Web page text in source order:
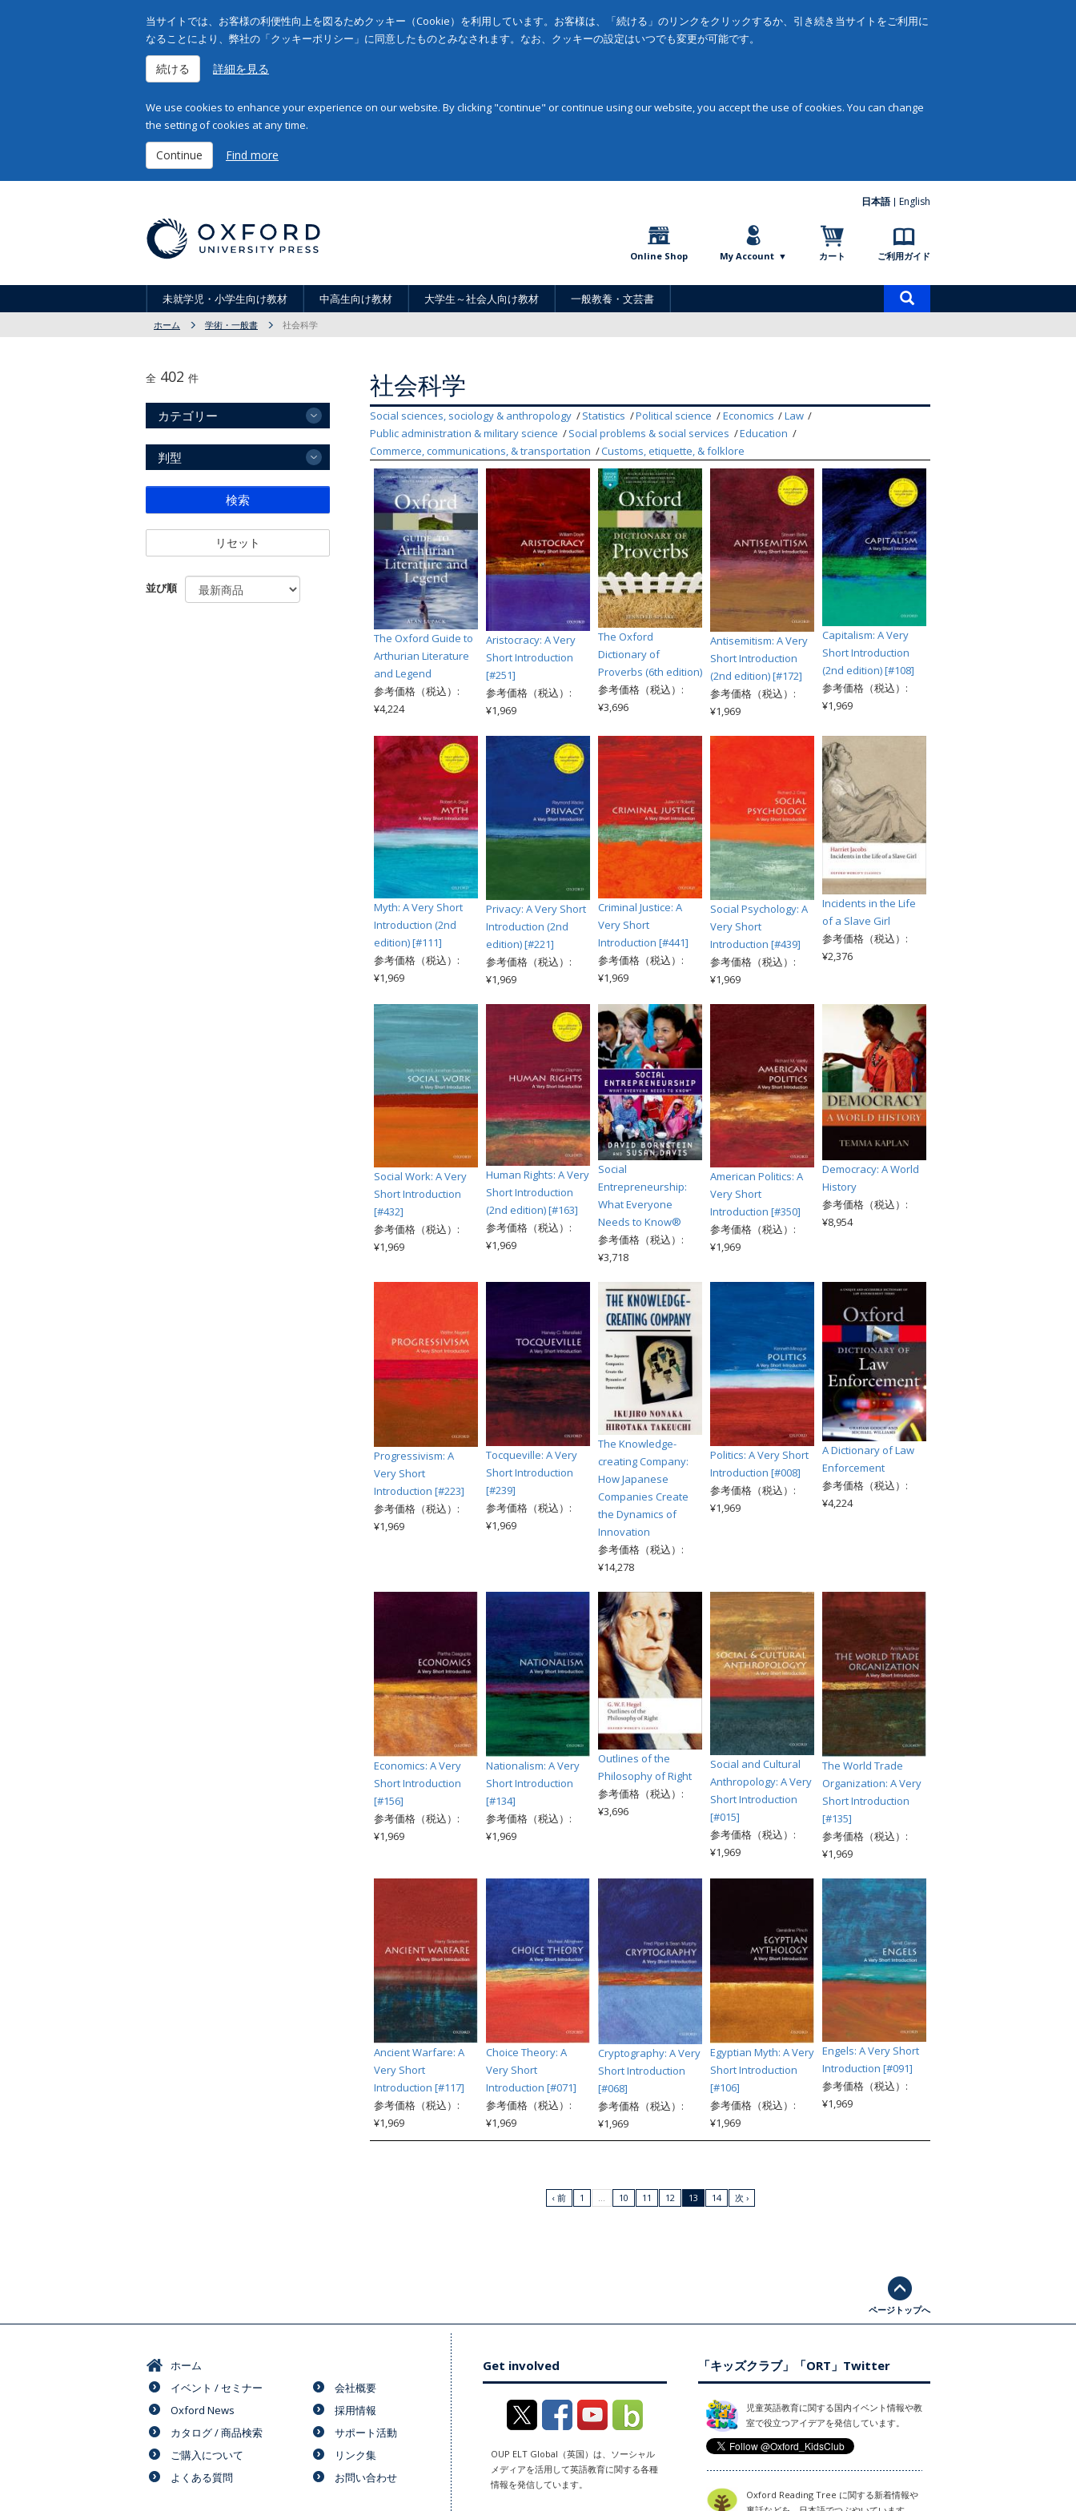
当サイトでは、お客様の利便性向上を図るためクッキー（Cookie）を利用しています。お客様は、「続ける」のリンクをクリックするか、引き続き当サイトをご利用に
なることにより、弊社の「クッキーポリシー」に同意したものとみなされます。なお、クッキーの設定はいつでも変更が可能です。
続ける 詳細を見る
We use cookies to enhance your experience on our website. By clicking "continue" or continue using our website, you accept the use of cookies. You can change
the setting of cookies at any time.
Continue Find more
日本語 English
Online Shop My Account カート ご利用ガイド
未就学児・小学生向け教材 中高生向け教材 大学生～社会人向け教材 一般教養・文芸書
ホーム 学術・一般書 社会科学
社会科学
Social sciences, sociology & anthropology Statistics Political science Economics
Law
Public administration & military science
Social problems & social services
Education
Commerce, communications, & transportation
Customs, etiquette, & folklore
The Oxford Guide to
Arthurian Literature
and Legend
参考価格（税込）:
¥4,224
Aristocracy: A Very
Short Introduction
[#251]
参考価格（税込）:
¥1,969
The Oxford
Dictionary of
Proverbs (6th edition)
参考価格（税込）:
¥3,696
Antisemitism: A Very
Short Introduction
(2nd edition) [#172]
参考価格（税込）:
¥1,969
Capitalism: A Very
Short Introduction
(2nd edition) [#108]
参考価格（税込）:
¥1,969
Myth: A Very Short
Introduction (2nd
edition) [#111]
参考価格（税込）:
¥1,969
Privacy: A Very Short
Introduction (2nd
edition) [#221]
参考価格（税込）:
¥1,969
Criminal Justice: A
Very Short
Introduction [#441]
参考価格（税込）:
¥1,969
Social Psychology: A
Very Short
Introduction [#439]
参考価格（税込）:
¥1,969
Incidents in the Life
of a Slave Girl
参考価格（税込）:
¥2,376
Social Work: A Very
Short Introduction
[#432]
参考価格（税込）:
¥1,969
Human Rights: A Very
Short Introduction
(2nd edition) [#163]
参考価格（税込）:
¥1,969
Social
Entrepreneurship:
What Everyone
Needs to Know®
参考価格（税込）:
¥3,718
American Politics: A
Very Short
Introduction [#350]
参考価格（税込）:
¥1,969
Democracy: A World
History
参考価格（税込）:
¥8,954
Progressivism: A
Very Short
Introduction [#223]
参考価格（税込）:
¥1,969
Tocqueville: A Very
Short Introduction
[#239]
参考価格（税込）:
¥1,969
The Knowledge-
creating Company:
How Japanese
Companies Create
the Dynamics of
Innovation
参考価格（税込）:
¥14,278
Politics: A Very Short
Introduction [#008]
参考価格（税込）:
¥1,969
A Dictionary of Law
Enforcement
参考価格（税込）:
¥4,224
Economics: A Very
Short Introduction
[#156]
参考価格（税込）:
¥1,969
Nationalism: A Very
Short Introduction
[#134]
参考価格（税込）:
¥1,969
Outlines of the
Philosophy of Right
参考価格（税込）:
¥3,696
Social and Cultural
Anthropology: A Very
Short Introduction
[#015]
参考価格（税込）:
¥1,969
The World Trade
Organization: A Very
Short Introduction
[#135]
参考価格（税込）:
¥1,969
Ancient Warfare: A
Very Short
Introduction [#117]
参考価格（税込）:
¥1,969
Choice Theory: A
Very Short
Introduction [#071]
参考価格（税込）:
¥1,969
Cryptography: A Very
Short Introduction
[#068]
参考価格（税込）:
¥1,969
Egyptian Myth: A Very
Short Introduction
[#106]
参考価格（税込）:
¥1,969
Engels: A Very Short
Introduction [#091]
参考価格（税込）:
¥1,969
‹ 前 1 … 10 11 12 13 14 次 ›
全 402 件
カテゴリー
判型
検索
リセット
並び順
ページトップへ
ホーム
イベント / セミナー
Oxford News
カタログ / 商品検索
ご購入について
よくある質問
会社概要
採用情報
サポート活動
リンク集
お問い合わせ
Get involved
OUP ELT Global（英国）は、ソーシャル
メディアを活用して英語教育に関する各種
情報を発信しています。
「キッズクラブ」「ORT」Twitter
児童英語教育に関する国内イベント情報や教
室で役立つアイデアを発信しています。
Oxford Reading Tree に関する新着情報や